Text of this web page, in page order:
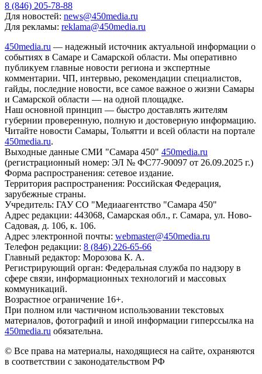
8 (846) 205-78-88
Для новостей: news@450media.ru
Для рекламы: reklama@450media.ru
450media.ru — надежный источник актуальной информации о
событиях в Самаре и Самарской области. Мы оперативно
публикуем главные новости региона и экспертные
комментарии. ЧП, интервью, рекомендации специалистов,
гайды, последние новости, все самое важное о жизни Самары
и Самарской области — на одной площадке.
Наш основной принцип — быстро доставлять жителям
губернии проверенную, полную и достоверную информацию.
Читайте новости Самары, Тольятти и всей области на портале
450media.ru.
Выходные данные СМИ "Самара 450" 450media.ru
(регистрационный номер: ЭЛ № ФС77-90097 от 26.09.2025 г.)
Форма распространения: сетевое издание.
Территория распространения: Российская Федерация,
зарубежные страны.
Учредитель: ГАУ СО "Медиаагентство "Самара 450"
Адрес редакции: 443068, Самарская обл., г. Самара, ул. Ново-
Садовая, д. 106, к. 106.
Адрес электронной почты: webmaster@450media.ru
Телефон редакции: 8 (846) 226-65-66
Главный редактор: Морозова К. А.
Регистрирующий орган: Федеральная служба по надзору в
сфере связи, информационных технологий и массовых
коммуникаций.
Возрастное ограничение 16+.
При полном или частичном использовании текстовых
материалов, фотографий и иной информации гиперссылка на
450media.ru обязательна.
© Все права на материалы, находящиеся на сайте, охраняются
в соответствии с законодательством РФ